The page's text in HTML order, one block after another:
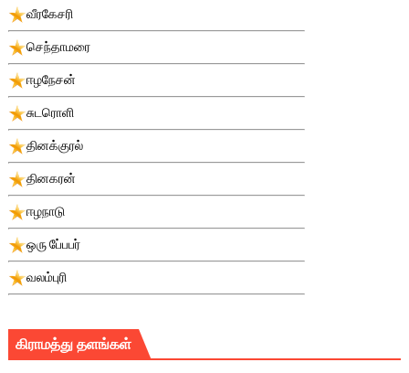
வீரகேசரி
செந்தாமரை
ஈழநேசன்
சுடரொளி
தினக்குரல்
தினகரன்
ஈழநாடு
ஒரு பே்பபர்
வலம்புரி
கிராமத்து தளங்கள்